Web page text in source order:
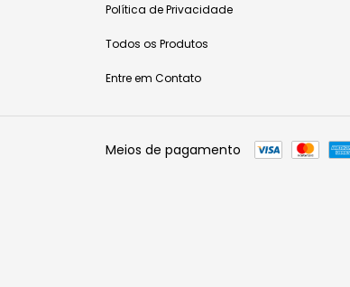
Política de Privacidade
Todos os Produtos
Entre em Contato
Meios de pagamento